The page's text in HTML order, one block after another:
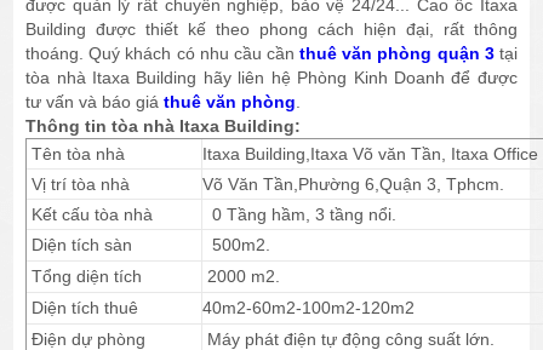
được quản lý rất chuyên nghiệp, bảo vệ 24/24... Cao ốc Itaxa
Building được thiết kế theo phong cách hiện đại, rất thông
thoáng. Quý khách có nhu cầu cầnthuê văn phòng quận 3tại
tòa nhà Itaxa Building hãy liên hệ Phòng Kinh Doanh để được
tư vấn và báo giá thuê văn phòng
Thông tin tòa nhà Itaxa Building:
Tên tòa nhà
Itaxa Building,Itaxa Võ văn Tần, Itaxa Office
Vị trí tòa nhà
Võ Văn Tần,Phường 6,Quận 3, Tphcm.
Kết cấu tòa nhà
0 Tầng hầm, 3 tầng nổi.
Diện tích sàn
500m2.
Tổng diện tích
2000 m2.
Diện tích thuê
40m2-60m2-100m2-120m2
Điện dự phòng
Máy phát điện tự động công suất lớn.